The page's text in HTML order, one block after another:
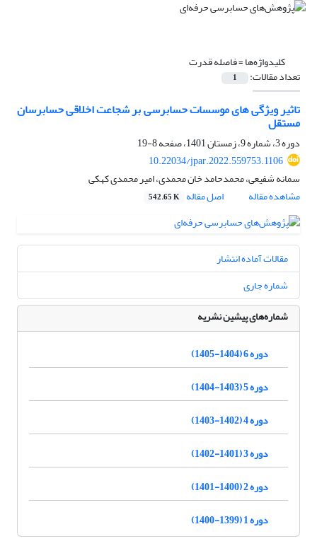
کلیدواژه‌ها =فاصله قدرت
تعداد مقالات: 1
تاثیر ویژگی های موسسات حسابرسی بر شجاعت اخلاقی حسابرسان
مستقل
دوره 3، شماره 9، زمستان 1401، صفحه
8-19
10.22034/jpar.2022.559753.1106
سمانه شفیعی، محمدحامد خان محمدی، امیر محمدی کهکی
مشاهده مقاله
اصل مقاله 542.65 K
مقالات آماده انتشار
شماره جاری
شماره‌های پیشین نشریه
دوره 6 (1404-1405)
دوره 5 (1403-1404)
دوره 4 (1402-1403)
دوره 3 (1401-1402)
دوره 2 (1400-1401)
دوره 1 (1399-1400)